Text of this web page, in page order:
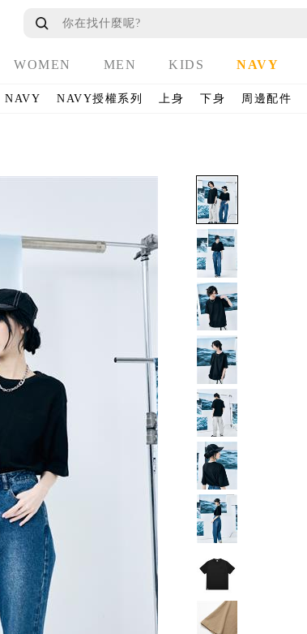
WOMEN MEN KIDS NAVY
NAVY NAVY授權系列 上身 下身 周邊配件